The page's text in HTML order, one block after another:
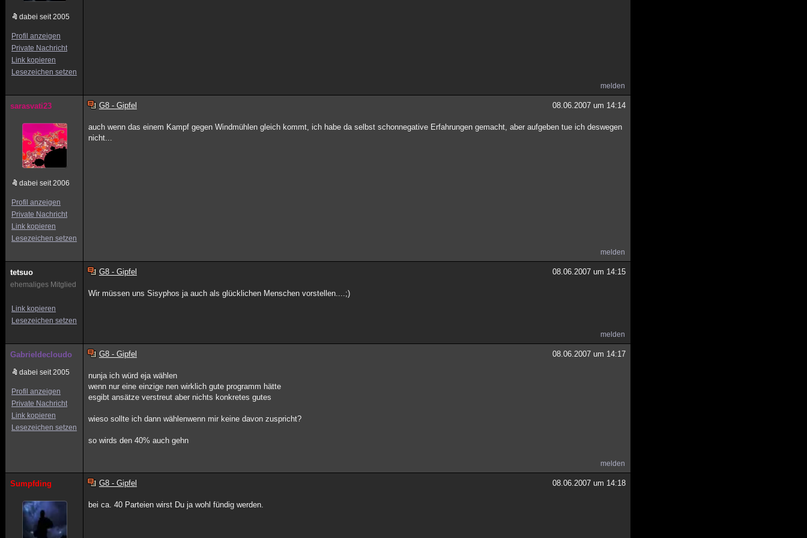
dabei seit 2005
Profil anzeigen
Private Nachricht
Link kopieren
Lesezeichen setzen
melden
sarasvati23
dabei seit 2006
Profil anzeigen
Private Nachricht
Link kopieren
Lesezeichen setzen
G8 - Gipfel 08.06.2007 um 14:14
auch wenn das einem Kampf gegen Windmühlen gleich kommt, ich habe da selbst schonnegative Erfahrungen gemacht, aber aufgeben tue ich deswegen
nicht...
melden
tetsuo
ehemaliges Mitglied
Link kopieren
Lesezeichen setzen
G8 - Gipfel 08.06.2007 um 14:15
Wir müssen uns Sisyphos ja auch als glücklichen Menschen vorstellen....;)
melden
Gabrieldecloudo
dabei seit 2005
Profil anzeigen
Private Nachricht
Link kopieren
Lesezeichen setzen
G8 - Gipfel 08.06.2007 um 14:17
nunja ich würd eja wählen
wenn nur eine einzige nen wirklich gute programm hätte
esgibt ansätze verstreut aber nichts konkretes gutes
wieso sollte ich dann wählenwenn mir keine davon zuspricht?
so wirds den 40% auch gehn
melden
Sumpfding G8 - Gipfel 08.06.2007 um 14:18
bei ca. 40 Parteien wirst Du ja wohl fündig werden.